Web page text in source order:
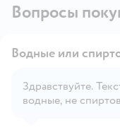
Вопросы
Водные или
Здравствуйте.
водные, не